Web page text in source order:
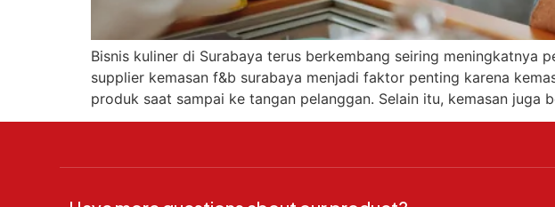
Bisnis kuliner di Surabaya terus berkembang seiring meningkatnya
supplier kemasan f&b surabaya menjadi faktor penting karena
produk saat sampai ke tangan pelanggan. Selain itu, kemasan